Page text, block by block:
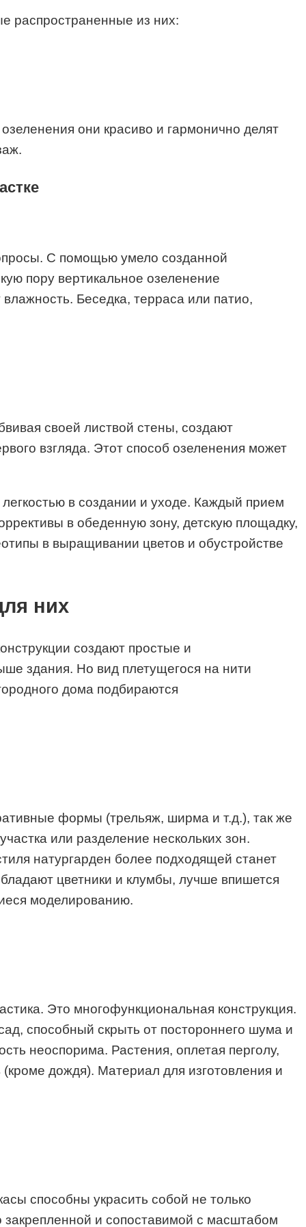
распространенные из них:
они красиво и гармонично делят
С помощью умело созданной
пору вертикальное озеленение
Беседка, терраса или патио,
своей листвой стены, создают
взгляда. Этот способ озеленения может
в создании и уходе. Каждый прием
в обеденную зону, детскую площадку,
в выращивании цветов и обустройстве
них
создают простые и
здания. Но вид плетущегося на нити
дома подбираются
формы (трельяж, ширма и т.д.), так же
или разделение нескольких зон.
натургарден более подходящей станет
цветники и клумбы, лучше впишется
моделированию.
Это многофункциональная конструкция.
способный скрыть от постороннего шума и
неоспорима. Растения, оплетая перголу,
дождя). Материал для изготовления и
способны украсить собой не только
и сопоставимой с масштабом